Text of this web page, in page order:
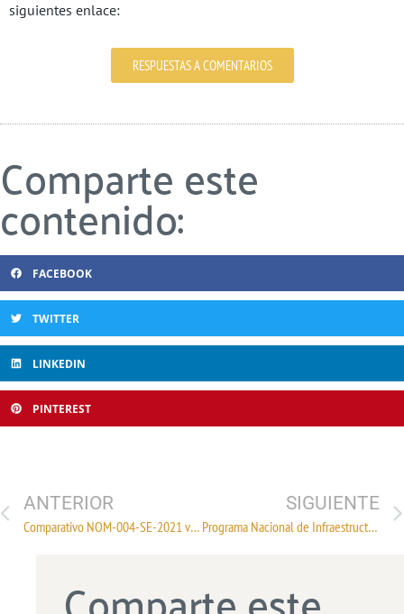
siguientes enlace:
RESPUESTAS A COMENTARIOS
Comparte este
contenido:
FACEBOOK
TWITTER
LINKEDIN
PINTEREST
ANTERIOR
Comparativo NOM-004-SE-2021 vs. NOM-004-SCFI-2006
SIGUIENTE
Programa Nacional de Infraestructura de la Calidad (PNIC) 2022